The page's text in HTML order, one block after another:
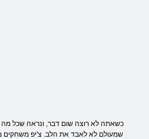
כשאתה לא רוצה שום דבר, ונראה שכל
שמעולם לא לאבד את הלב. צ'יפ משחקים